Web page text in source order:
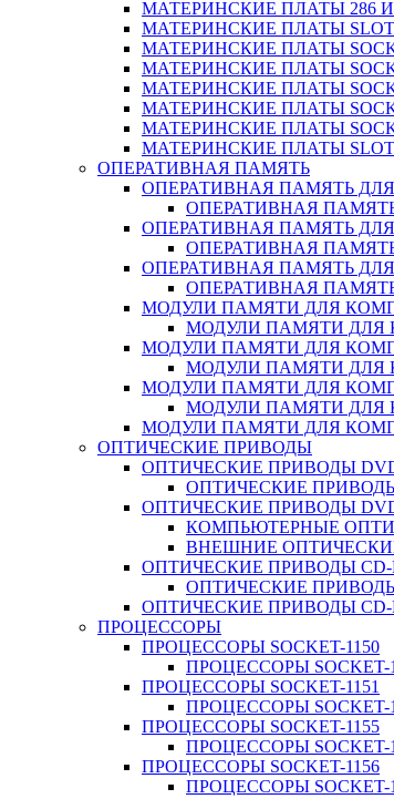
МАТЕРИНСКИЕ ПЛАТЫ 286
МАТЕРИНСКИЕ ПЛАТЫ
МАТЕРИНСКИЕ ПЛАТЫ
МАТЕРИНСКИЕ ПЛАТЫ
МАТЕРИНСКИЕ ПЛАТЫ
МАТЕРИНСКИЕ ПЛАТЫ
МАТЕРИНСКИЕ ПЛАТЫ
МАТЕРИНСКИЕ ПЛАТЫ
ОПЕРАТИВНАЯ ПАМЯТЬ
ОПЕРАТИВНАЯ ПАМЯТЬ
ОПЕРАТИВНАЯ
ОПЕРАТИВНАЯ ПАМЯТЬ
ОПЕРАТИВНАЯ
ОПЕРАТИВНАЯ ПАМЯТЬ
ОПЕРАТИВНАЯ
МОДУЛИ ПАМЯТИ ДЛЯ
МОДУЛИ ПАМЯТИ ДЛЯ
МОДУЛИ ПАМЯТИ ДЛЯ
МОДУЛИ ПАМЯТИ ДЛЯ
МОДУЛИ ПАМЯТИ ДЛЯ
МОДУЛИ ПАМЯТИ ДЛЯ
МОДУЛИ ПАМЯТИ ДЛЯ
ОПТИЧЕСКИЕ ПРИВОДЫ
ОПТИЧЕСКИЕ ПРИВОДЫ
ОПТИЧЕСКИЕ
ОПТИЧЕСКИЕ ПРИВОДЫ
КОМПЬЮТЕРНЫЕ
ВНЕШНИЕ
ОПТИЧЕСКИЕ ПРИВОДЫ CD-
ОПТИЧЕСКИЕ ПРИВОДЫ
ОПТИЧЕСКИЕ ПРИВОДЫ CD-
ПРОЦЕССОРЫ
ПРОЦЕССОРЫ SOCKET-1150
ПРОЦЕССОРЫ SOCKET-
ПРОЦЕССОРЫ SOCKET-1151
ПРОЦЕССОРЫ SOCKET-
ПРОЦЕССОРЫ SOCKET-1155
ПРОЦЕССОРЫ SOCKET-
ПРОЦЕССОРЫ SOCKET-1156
ПРОЦЕССОРЫ SOCKET-